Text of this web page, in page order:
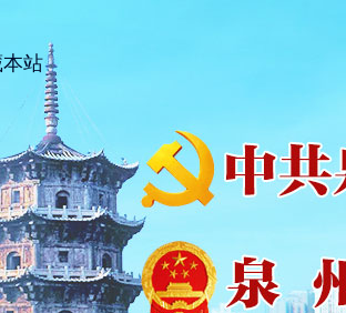
站